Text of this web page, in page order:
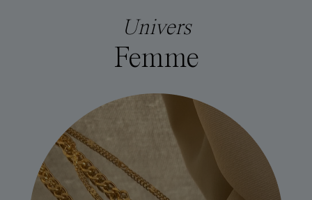
Univers
Femme